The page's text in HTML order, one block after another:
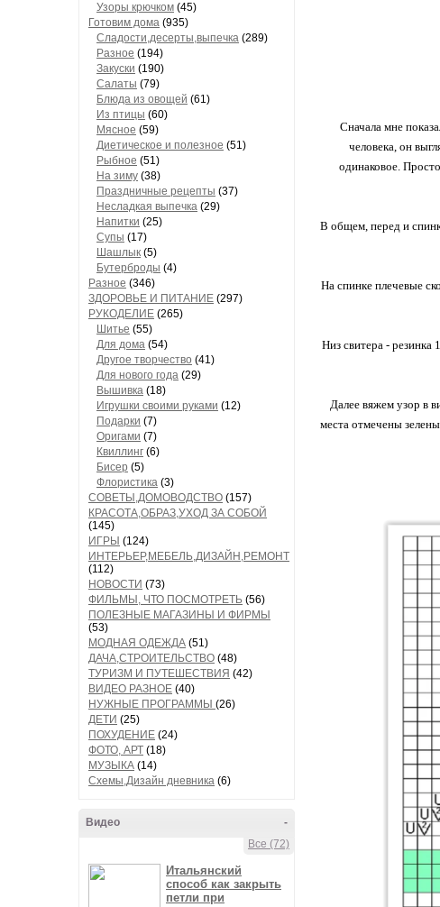
Узоры крючком (45)
Готовим дома (935)
Сладости,десерты,выпечка (289)
Разное (194)
Закуски (190)
Салаты (79)
Блюда из овощей (61)
Из птицы (60)
Мясное (59)
Диетическое и полезное (51)
Рыбное (51)
На зиму (38)
Праздничные рецепты (37)
Несладкая выпечка (29)
Напитки (25)
Супы (17)
Шашлык (5)
Бутерброды (4)
Разное (346)
ЗДОРОВЬЕ И ПИТАНИЕ (297)
РУКОДЕЛИЕ (265)
Шитье (55)
Для дома (54)
Другое творчество (41)
Для нового года (29)
Вышивка (18)
Игрушки своими руками (12)
Подарки (7)
Оригами (7)
Квиллинг (6)
Бисер (5)
Флористика (3)
СОВЕТЫ,ДОМОВОДСТВО (157)
КРАСОТА,ОБРАЗ,УХОД ЗА СОБОЙ
(145)
ИГРЫ (124)
ИНТЕРЬЕР,МЕБЕЛЬ,ДИЗАЙН,РЕМОНТ
(112)
НОВОСТИ (73)
ФИЛЬМЫ, ЧТО ПОСМОТРЕТЬ (56)
ПОЛЕЗНЫЕ МАГАЗИНЫ И ФИРМЫ
(53)
МОДНАЯ ОДЕЖДА (51)
ДАЧА,СТРОИТЕЛЬСТВО (48)
ТУРИЗМ И ПУТЕШЕСТВИЯ (42)
ВИДЕО РАЗНОЕ (40)
НУЖНЫЕ ПРОГРАММЫ (26)
ДЕТИ (25)
ПОХУДЕНИЕ (24)
ФОТО, АРТ (18)
МУЗЫКА (14)
Схемы,Дизайн дневника (6)
-
Видео
Все (72)
Итальянский
способ как закрыть
петли при
Сначала мне
человека, он
одинаковое.
В общем, перед и
На спинке плечевые
Низ свитера - резинка
Далее вяжем узор в
места отмечены